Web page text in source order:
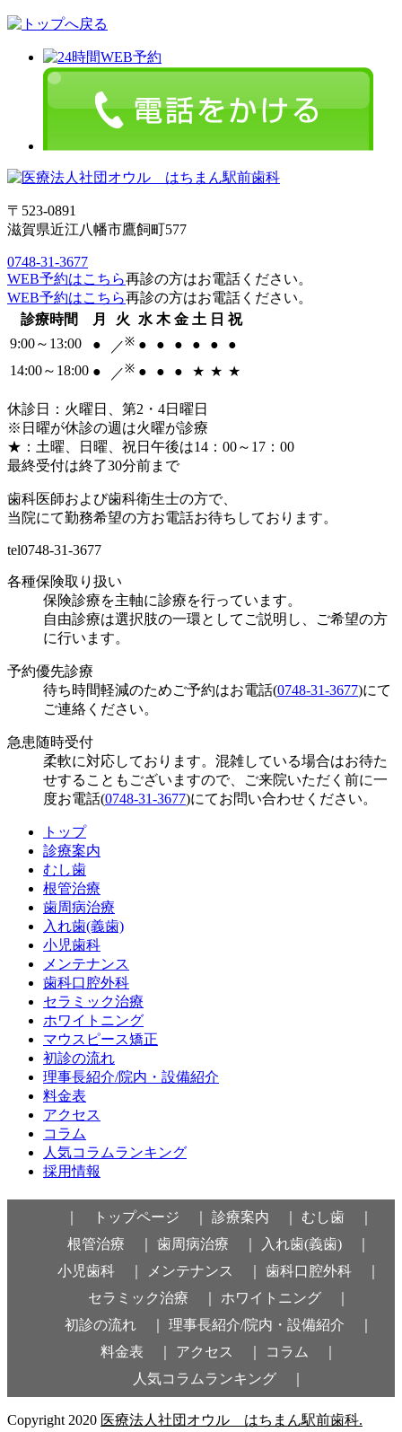
〒523-0891
滋賀県近江八幡市鷹飼町577
0748-31-3677
WEB予約はこちら再診の方はお電話ください。
WEB予約はこちら再診の方はお電話ください。
診療時間
月 火 水 木 金 土 日 祝
9:00～13:00
● ／※ ● ● ● ● ●
●
14:00～18:00 ● ／※ ● ● ● ★ ★ ★
休診日：火曜日、第2・4日曜日
※日曜が休診の週は火曜が診療
★：土曜、日曜、祝日午後は14：00～17：00
最終受付は終了30分前まで
歯科医師および歯科衛生士の方で、
当院にて勤務希望の方お電話お待ちしております。
tel0748-31-3677
各種保険取り扱い
保険診療を主軸に診療を行っています。
自由診療は選択肢の一環としてご説明し、ご希望の方
に行います。
予約優先診療
待ち時間軽減のためご予約はお電話(0748-31-3677)にて
ご連絡ください。
急患随時受付
柔軟に対応しております。混雑している場合はお待た
せすることもございますので、ご来院いただく前に一
度お電話(0748-31-3677)にてお問い合わせください。
トップ
診療案内
むし歯
根管治療
歯周病治療
入れ歯(義歯)
小児歯科
メンテナンス
歯科口腔外科
セラミック治療
ホワイトニング
マウスピース矯正
初診の流れ
理事長紹介/院内・設備紹介
料金表
アクセス
コラム
人気コラムランキング
採用情報
｜ トップページ ｜ 診療案内 ｜
むし歯 ｜
根管治療 ｜
歯周病治療 ｜
入れ歯(義歯) ｜
小児歯科 ｜
メンテナンス ｜
歯科口腔外科 ｜
セラミック治療 ｜
ホワイトニング ｜
初診の流れ ｜
理事長紹介/院内・設備紹介 ｜
料金表 ｜
アクセス ｜
コラム ｜
人気コラムランキング ｜
Copyright 2020 医療法人社団オウル はちまん駅前歯科.